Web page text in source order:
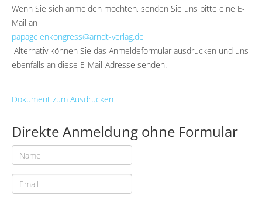
Wenn Sie sich anmelden möchten, senden Sie uns bitte eine E-
Mail an
papageienkongress@arndt-verlag.de
Alternativ können Sie das Anmeldeformular ausdrucken und uns
ebenfalls an diese E-Mail-Adresse senden.
Dokument zum Ausdrucken
Direkte Anmeldung ohne Formular